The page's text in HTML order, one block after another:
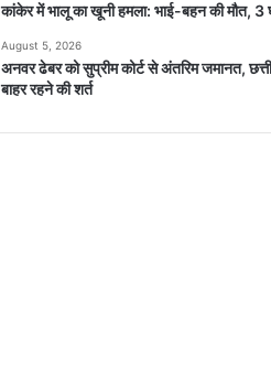
कांकेर में भालू का खूनी हमला: भाई-बहन की मौत, 3
August 5, 2026
अनवर ढेबर को सुप्रीम कोर्ट से अंतरिम जमानत,
बाहर रहने की शर्त